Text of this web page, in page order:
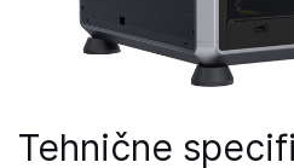
Tehnične